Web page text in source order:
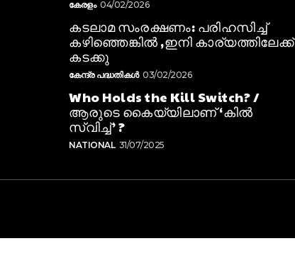
കേരളം 04/02/2026
കടലാമ സംരക്ഷണം: പരിഹസിച്ച്
കഴിഞ്ഞെങ്കിൽ ,ഇനി കാര്യത്തിലേക്ക്
കടക്കു
കേന്ദ്ര പദ്ധതികൾ 03/02/2026
Who Holds the Kill Switch? /
ആരുടെ കൈയ്യിലാണ് ‘കിൽ
സ്വിച്ച്’ ?
NATIONAL 31/07/2025